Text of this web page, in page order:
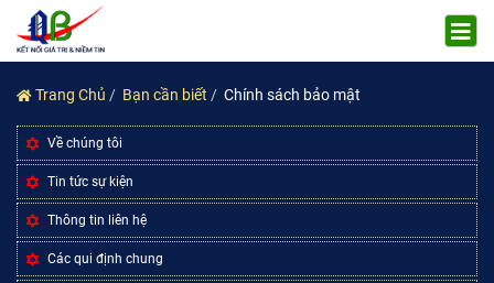
Trang Chủ Bạn cần biết Chính sách bảo mật
Về chúng tôi
Tin tức sự kiện
Thông tin liên hệ
Các qui định chung